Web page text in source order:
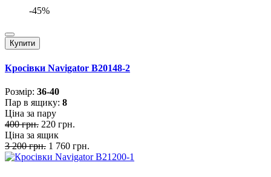
-45%
Купити
Кросівки Navigator B20148-2
Розмiр: 36-40
Пар в ящику: 8
Ціна за пару
400 грн. 220 грн.
Ціна за ящик
3 200 грн. 1 760 грн.